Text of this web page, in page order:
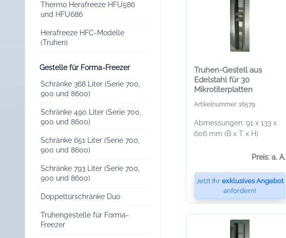
Thermo Herafreeze HFU586
und HFU686
Herafreeze HFC-Modelle
(Truhen)
Gestelle für Forma-Freezer
Schränke 368 Liter (Serie 700,
900 und 8600)
Schränke 490 Liter (Serie 700,
900 und 8600)
Schränke 651 Liter (Serie 700,
900 und 8600)
Schränke 793 Liter (Serie 700,
900 und 8600)
Doppeltürschränke Duo
Truhengestelle für Forma-
Freezer
Truhen-Gestell aus
Edelstahl für 30
Mikrotiterplatten
Artikelnummer: 16579
Abmessungen: 91 x 133 x
606 mm (B x T x H)
Preis: a. A.
Jetzt Ihr exklusives Angebot
anfordern!